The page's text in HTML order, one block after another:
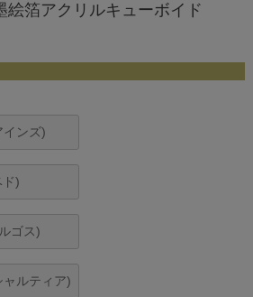
箔アクリルキューボイド
ンズ)
)
ゴス)
ルティア)